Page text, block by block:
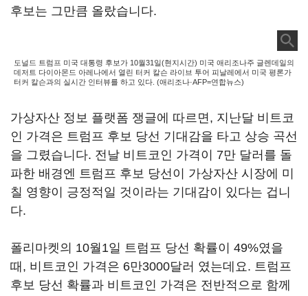
후보는 그만큼 올랐습니다.
도널드 트럼프 미국 대통령 후보가 10월31일(현지시간) 미국 애리조나주 글렌데일의
데저트 다이아몬드 아레나에서 열린 터커 칼슨 라이브 투어 피날레에서 미국 평론가
터커 칼슨과의 실시간 인터뷰를 하고 있다. (애리조나·AFP=연합뉴스)
가상자산 정보 플랫폼 쟁글에 따르면, 지난달 비트코
인 가격은 트럼프 후보 당선 기대감을 타고 상승 곡선
을 그렸습니다. 전날 비트코인 가격이 7만 달러를 돌
파한 배경엔 트럼프 후보 당선이 가상자산 시장에 미
칠 영향이 긍정적일 것이라는 기대감이 있다는 겁니
다.
폴리마켓의 10월1일 트럼프 당선 확률이 49%였을
때, 비트코인 가격은 6만3000달러 였는데요. 트럼프
후보 당선 확률과 비트코인 가격은 전반적으로 함께